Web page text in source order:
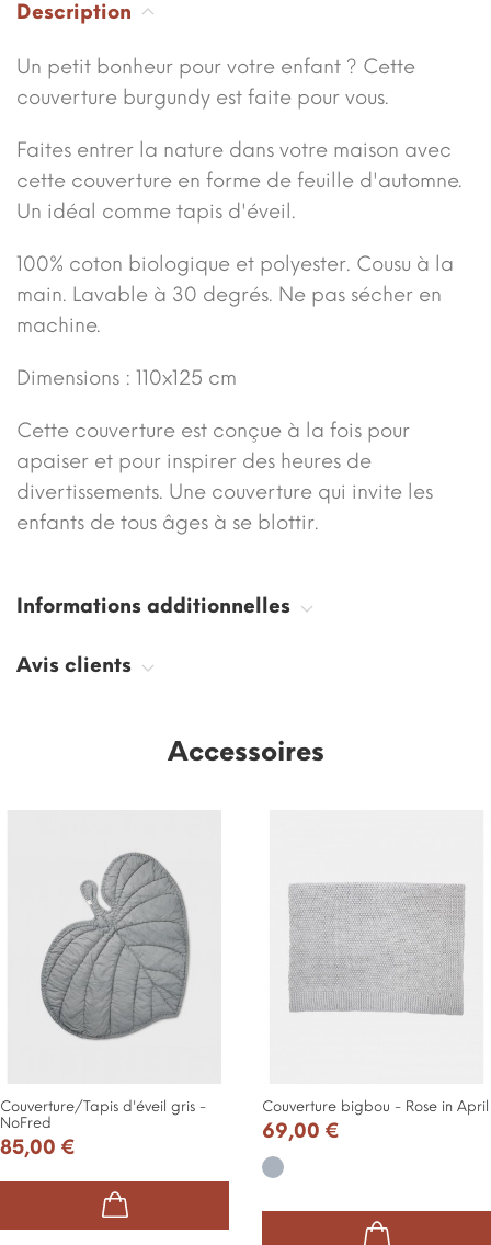
Description
Un petit bonheur pour votre enfant ? Cette
couverture burgundy est faite pour vous.
Faites entrer la nature dans votre maison avec
cette couverture en forme de feuille d'automne.
Un idéal comme tapis d'éveil.
100% coton biologique et polyester. Cousu à la
main. Lavable à 30 degrés. Ne pas sécher en
machine.
Dimensions : 110x125 cm
Cette couverture est conçue à la fois pour
apaiser et pour inspirer des heures de
divertissements. Une couverture qui invite les
enfants de tous âges à se blottir.
Informations additionnelles
Avis clients
Accessoires
Couverture/Tapis d'éveil gris -
NoFred
85,00 €
Couverture bigbou - Rose in April
69,00 €
Gris